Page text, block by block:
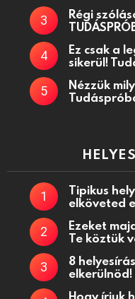
Régi
Ez csak a
sikerül!
Nézzük
Tipikus
elköveted
Ezeket
Te köztük
8
elkerülnöd!
Hogy írjuk